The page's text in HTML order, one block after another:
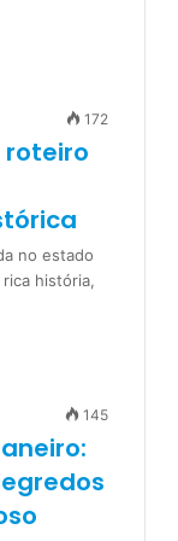
172
roteiro
no estado
história,
145